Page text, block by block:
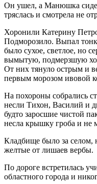
Он ушел, а Манюшка
тряслась и смотрела не
Хоронили Катерину
Подморозило. Выпал
было сухое, светлое, но
вымытую, подмерзшую
От них тянуло острым и
первым морозом ивовой
На похороны собрались
несли Тихон, Василий и
будто заросшие чистой
несла крышку гроба и не
Кладбище было за селом,
желтые от лишаев вербы.
По дороге встретилась
областного города и